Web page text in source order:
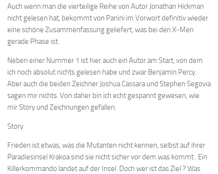
Auch wenn man die vierteilige Reihe von Autor Jonathan Hickman
nicht gelesen hat, bekommt von Panini im Vorwort definitiv wieder
eine schöne Zusammenfassung geliefert, was bei den X-Men
gerade Phase ist.
Neben einer Nummer 1 ist hier auch ein Autor am Start, von dem
ich noch absolut nichts gelesen habe und zwar Benjamin Percy.
Aber auch die beiden Zeichner Joshua Cassara und Stephen Segovia
sagen mir nichts. Von daher bin ich echt gespannt gewesen, wie
mir Story und Zeichnungen gefallen.
Story
Frieden ist etwas, was die Mutanten nicht kennen, selbst auf ihrer
Paradiesinsel Krakoa sind sie nicht sicher vor dem was kommt . Ein
Killerkommando landet auf der Insel. Doch wer ist das Ziel ? Was